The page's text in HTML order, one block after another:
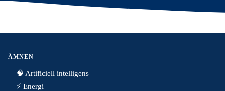
ÄMNEN
🧠 Artificiell intelligens
⚡️ Energi